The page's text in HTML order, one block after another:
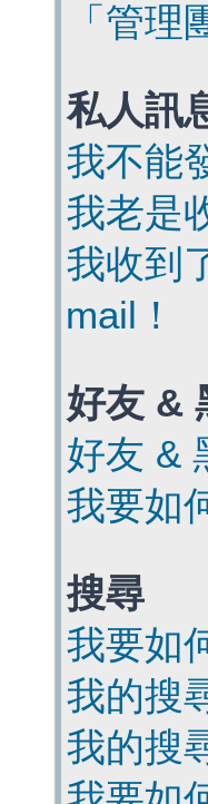
「管
私人訊
我不能
我老是
我收到
mail！
好友 &
好友 &
我要如
搜尋
我要如
我的搜
我的搜